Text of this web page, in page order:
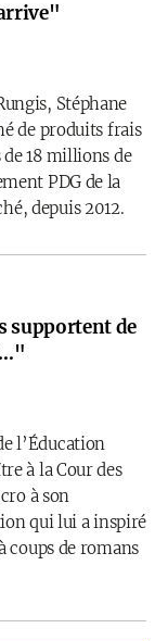
Stéphane
de produits frais
18 millions de
PDG de la
depuis 2012.
supportent de
l’Éducation
à la Cour des
à son
qui lui a inspiré
coups de romans